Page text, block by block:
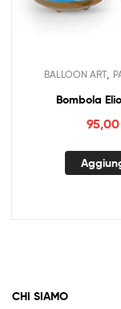
BALLOON ART,
Bombola
95,00
CHI SIAMO